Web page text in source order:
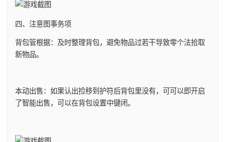
四、注意图事务项
背包管根据：及时整理背包，避免物品过若干导致零个法拾取
新物品。
本动出售：如果认出捡移到护符后背包里没有，可可以即开启
了智能出售，可以在背包设置中键闭。